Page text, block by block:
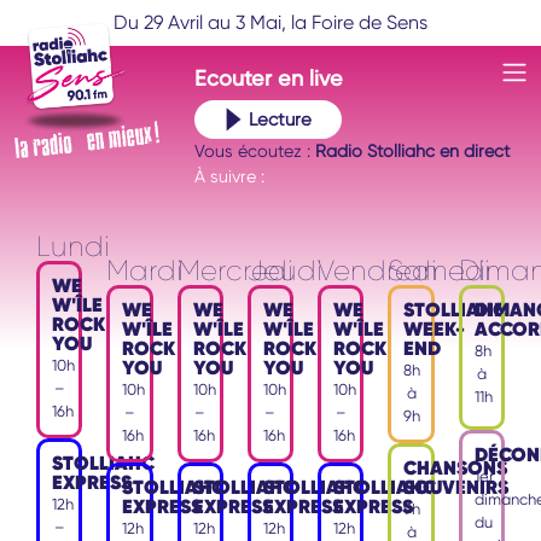
Du 29 Avril au 3 Mai, la Foire de Sens
Ecouteren live
Lecture
Vous écoutez : Radio Stolliahc en direct
À suivre :
Lundi
WE
W'ÎLE
ROCK
YOU
10h
–
16h
STOLLIAHC
EXPRESS
12h
–
Mardi
WE
W'ÎLE
ROCK
YOU
10h
–
16h
STOLLIAHC
EXPRESS
12h
Mercredi
WE
W'ÎLE
ROCK
YOU
10h
–
16h
STOLLIAHC
EXPRESS
12h
Jeudi
WE
W'ÎLE
ROCK
YOU
10h
–
16h
STOLLIAHC
EXPRESS
12h
Vendredi
WE
W'ÎLE
ROCK
YOU
10h
–
16h
STOLLIAHC
EXPRESS
12h
Samedi
STOLLIAHC
WEEK-
END
8h
à
9h
CHANSONS
SOUVENIRS
9h
à
8h
à
11h
1er
du